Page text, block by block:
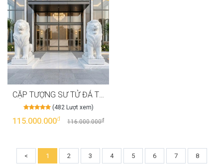
CẶP TƯỢNG SƯ TỬ ĐÁ TRẮNG TỰ NHIÊN NGUYÊN KHỐI, CAO 110CM T3970
(482 Lượt xem)
115.000.000đ 116.000.000đ
< 1 2 3 4 5 6 7 8